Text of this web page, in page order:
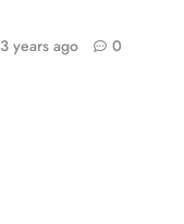
3 years ago 0